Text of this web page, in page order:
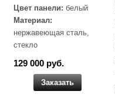
Цвет панели: белый
Материал:
нержавеющая сталь,
стекло
129 000 руб.
Заказать